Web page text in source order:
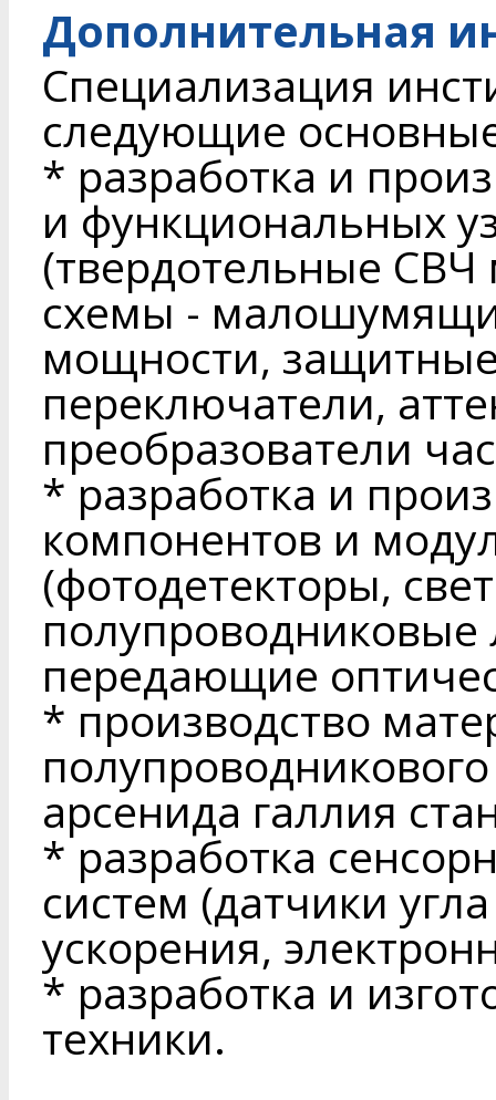
Дополнительная
Специализация
следующие
* разработка и
и функциональных
(твердотельные
схемы -
мощности, защитные
переключатели,
преобразователи
* разработка и
компонентов и
(фотодетекторы,
передающие
* производство
арсенида галлия
* разработка
систем (датчики
ускорения,
* разработка и
техники.